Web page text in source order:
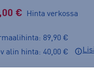
€ Hinta verkossa
89,90 €
alin hinta: 40,00 €
CHANCE